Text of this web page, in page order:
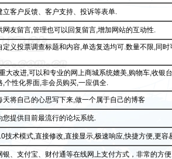
立客户反馈、客户支持、投诉等表单.
网友留言,管理也可以回复留言,增加网站的互动性.
定义投票调查标题和内容,单选复选均可.数量不限,同时
大改进,可以和专业的网上商城系统媲美,购物车,收银
,个性化界面,非会员购买,一应俱全.
天将自己的心思写下来,做一个属于自己的博客
您提供目前最流行的论坛系统.
技术模式,直接修改,直接显示,极速响应,快捷方便,更容
银、支付宝、财付通等在线网上支付方式，非常的方便